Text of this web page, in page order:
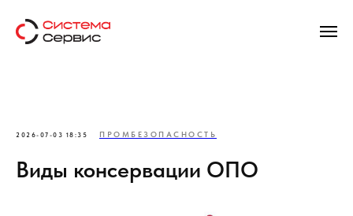
2026-07-03 18:35 ПРОМБЕЗОПАСНОСТЬ
Виды консервации ОПО